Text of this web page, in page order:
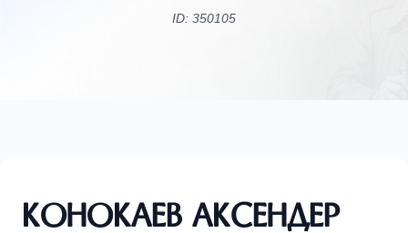
ID: 350105
Конокаев Аксендер